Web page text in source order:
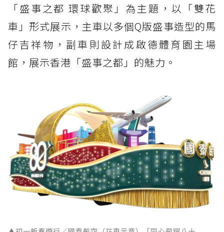
「盛事之都 環球歡聚」為主題，以「雙花
車」形式展示，主車以多個Q版盛事造型的馬
仔吉祥物，副車則設計成啟德體育園主場
館，展示香港「盛事之都」的魅力。